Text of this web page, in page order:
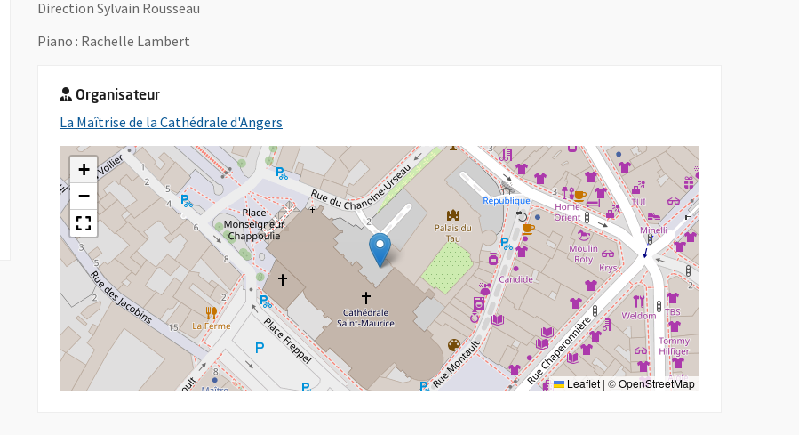
Direction Sylvain Rousseau
Piano : Rachelle Lambert
Organisateur
La Maîtrise de la Cathédrale d'Angers, Ouvre une nouvelle fenêtre
+
−
Leaflet | ©OpenStreetMap